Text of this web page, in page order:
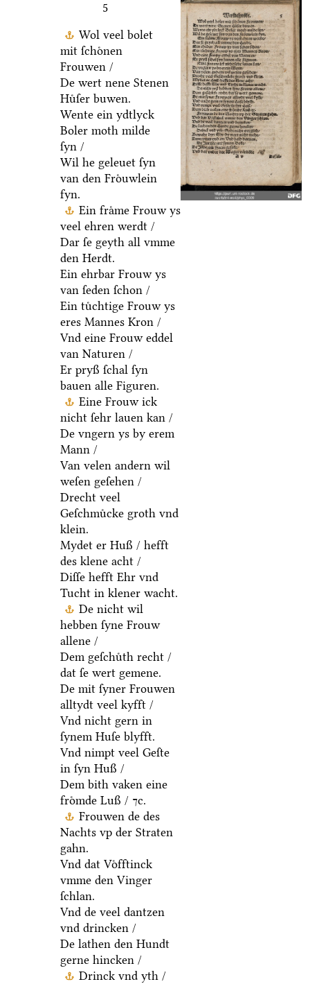
5
Wol veel bolet
mit ſchoͤnen
Frouwen /
De wert nene Stenen
Huͤſer buwen.
Wente ein ydtlyck
Boler moth milde
ſyn /
Wil he geleuet ſyn
van den Froͤuwlein
fyn.
Ein fraͤme Frouw ys
veel ehren werdt /
Dar ſe geyth all vmme
den Herdt.
Ein ehrbar Frouw ys
van ſeden ſchon /
Ein tuͤchtige Frouw ys
eres Mannes Kron /
Vnd eine Frouw eddel
van Naturen /
Er pryß ſchal ſyn
bauen alle Figuren.
Eine Frouw ick
nicht ſehr lauen kan /
De vngern ys by erem
Mann /
Van velen andern wil
weſen geſehen /
Drecht veel
Geſchmuͤcke groth vnd
klein.
Mydet er Huß / hefft
des klene acht /
Diſſe hefft Ehr vnd
Tucht in klener wacht.
De nicht wil
hebben ſyne Frouw
allene /
Dem geſchuͤth recht /
dat ſe wert gemene.
De mit ſyner Frouwen
alltydt veel kyfft /
Vnd nicht gern in
ſynem Huſe blyfft.
Vnd nimpt veel Geſte
in ſyn Huß /
Dem bith vaken eine
froͤmde Luß / ⁊c.
Frouwen de des
Nachts vp der Straten
gahn.
Vnd dat Voͤfftinck
vmme den Vinger
ſchlan.
Vnd de veel dantzen
vnd drincken /
De lathen den Hundt
gerne hincken /
Drinck vnd yth /